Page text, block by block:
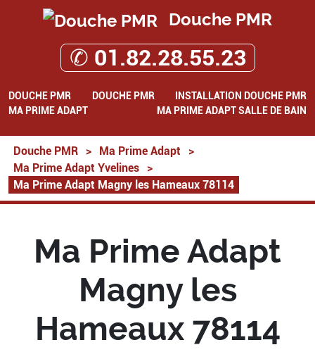
Douche PMR
✆ 01.82.28.55.23
DOUCHE PMR DOUCHE PMR
INSTALLATION DOUCHE PMR
MA PRIME ADAPT
MA PRIME ADAPT SALLE DE BAIN
Douche PMR > Ma Prime Adapt
>
Ma Prime Adapt Yvelines
>
Ma Prime Adapt Magny les Hameaux 78114
Ma Prime Adapt
Magny les
Hameaux 78114